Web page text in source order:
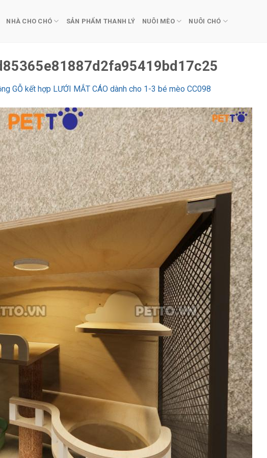
NHÀ CHO CHÓ SẢN PHẨM THANH LÝ NUÔI MÈO NUÔI CHÓ
GỖ kết hợp LƯỚI MẮT CÁO dành cho 1-3 bé mèo CC098